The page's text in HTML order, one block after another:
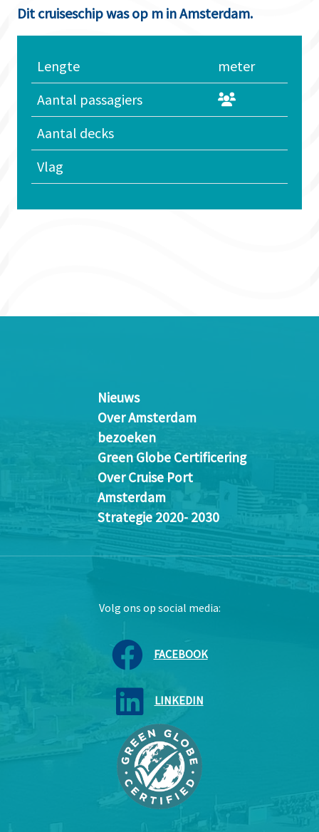
Dit cruiseschip was op m in Amsterdam.
Lengte
meter
Aantal passagiers
Aantal decks
Vlag
Nieuws
Over Amsterdam
bezoeken
Green Globe Certificering
Over Cruise Port
Amsterdam
Strategie 2020- 2030
Volg ons op social media:
FACEBOOK
LINKEDIN